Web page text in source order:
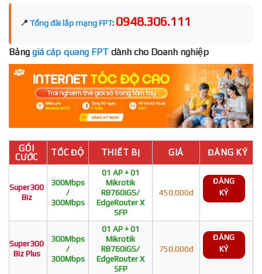
📍 Tổng đài lắp mạng FPT: 0948.306.111
Bảng giá cáp quang FPT dành cho Doanh nghiệp
GÓI
CƯỚC
TỐC ĐỘ THIẾT BỊ GIÁ ĐĂNG KÝ
Super300
Biz
300Mbps
/
300Mbps
01 AP + 01
Mikrotik
RB760iGS/
EdgeRouter X
SFP
450.000đ
ĐĂNG
KÝ
Super300
Biz Plus
300Mbps
/
300Mbps
01 AP + 01
Mikrotik
RB760iGS/
EdgeRouter X
SFP
750.000đ
ĐĂNG
KÝ